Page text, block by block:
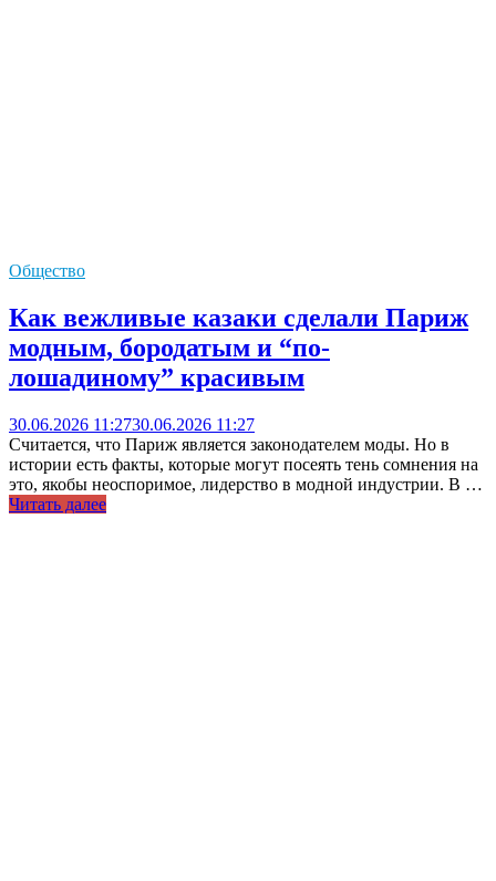
Общество
Как вежливые казаки сделали Париж
модным, бородатым и “по-
лошадиному” красивым
30.06.2026 11:2730.06.2026 11:27
Считается, что Париж является законодателем моды. Но в
истории есть факты, которые могут посеять тень сомнения на
это, якобы неоспоримое, лидерство в модной индустрии. В …
Читать далее